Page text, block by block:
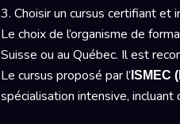
3. Choisir un cursus certifiant et
Le choix de l’organisme de
Suisse ou au Québec. Il est
Le cursus proposé par l’ ISMEC
spécialisation intensive,